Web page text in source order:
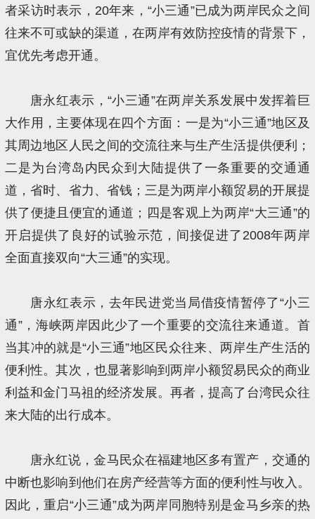
者采访时表示，20年来，“小三通”已成为两岸民众之间
往来不可或缺的渠道，在两岸有效防控疫情的背景下，
宜优先考虑开通。
唐永红表示，“小三通”在两岸关系发展中发挥着巨
大作用，主要体现在四个方面：一是为“小三通”地区及
其周边地区人民之间的交流往来与生产生活提供便利；
二是为台湾岛内民众到大陆提供了一条重要的交通通
道，省时、省力、省钱；三是为两岸小额贸易的开展提
供了便捷且便宜的通道；四是客观上为两岸“大三通”的
开启提供了良好的试验示范，间接促进了2008年两岸
全面直接双向“大三通”的实现。
唐永红表示，去年民进党当局借疫情暂停了“小三
通”，海峡两岸因此少了一个重要的交流往来通道。首
当其冲的就是“小三通”地区民众往来、两岸生产生活的
便利性。其次，也显著影响到两岸小额贸易民众的商业
利益和金门马祖的经济发展。再者，提高了台湾民众往
来大陆的出行成本。
唐永红说，金马民众在福建地区多有置产，交通的
中断也影响到他们在房产经营等方面的便利性与收入。
因此，重启“小三通”成为两岸同胞特别是金马乡亲的热